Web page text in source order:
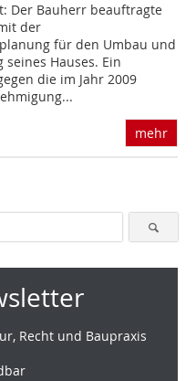
Der Bauherr beauftragte
der
für den Umbau und
Hauses. Ein
die im Jahr 2009
mehr
Recht und Baupraxis